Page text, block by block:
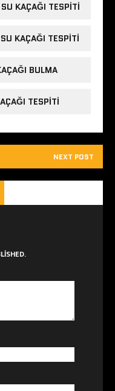
KAÇAĞI TESPITI
KAÇAĞI TESPITI
BULMA
TESPITI
NEXT POST